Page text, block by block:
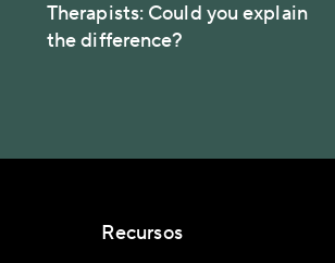
Therapists: Could you explain
the difference?
Recursos